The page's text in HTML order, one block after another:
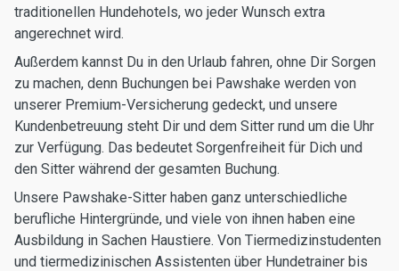
traditionellen Hundehotels, wo jeder Wunsch extra
angerechnet wird.
Außerdem kannst Du in den Urlaub fahren, ohne Dir Sorgen
zu machen, denn Buchungen bei Pawshake werden von
unserer Premium-Versicherung gedeckt, und unsere
Kundenbetreuung steht Dir und dem Sitter rund um die Uhr
zur Verfügung. Das bedeutet Sorgenfreiheit für Dich und
den Sitter während der gesamten Buchung.
Unsere Pawshake-Sitter haben ganz unterschiedliche
berufliche Hintergründe, und viele von ihnen haben eine
Ausbildung in Sachen Haustiere. Von Tiermedizinstudenten
und tiermedizinischen Assistenten über Hundetrainer bis